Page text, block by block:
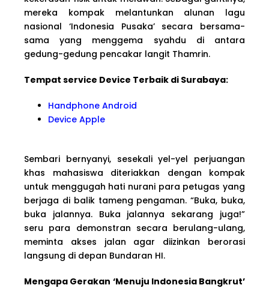
mereka kompak melantunkan alunan lagu
nasional ‘Indonesia Pusaka’ secara bersama-
sama yang menggema syahdu di antara
gedung-gedung pencakar langit Thamrin.
Tempat service Device Terbaik di Surabaya:
Handphone Android
Device Apple
Sembari bernyanyi, sesekali yel-yel perjuangan
khas mahasiswa diteriakkan dengan kompak
untuk menggugah hati nurani para petugas yang
berjaga di balik tameng pengaman. “Buka, buka,
buka jalannya. Buka jalannya sekarang juga!”
seru para demonstran secara berulang-ulang,
meminta akses jalan agar diizinkan berorasi
langsung di depan Bundaran HI.
Mengapa Gerakan ‘Menuju Indonesia Bangkrut’